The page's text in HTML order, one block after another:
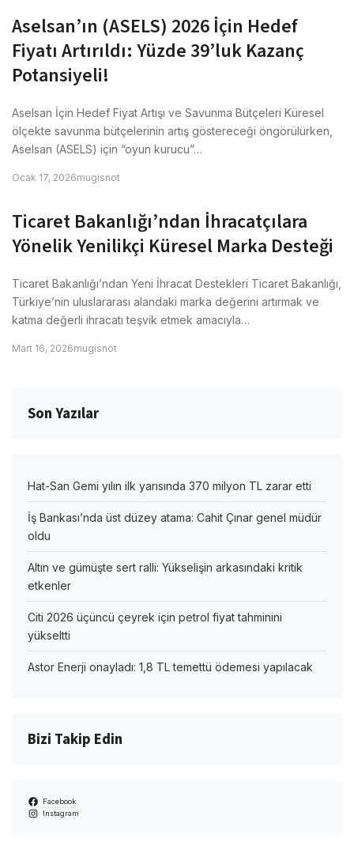
Aselsan’ın (ASELS) 2026 İçin Hedef
Fiyatı Artırıldı: Yüzde 39’luk Kazanç
Potansiyeli!
Aselsan İçin Hedef Fiyat Artışı ve Savunma Bütçeleri Küresel
ölçekte savunma bütçelerinin artış göstereceği öngörülürken,
Aselsan (ASELS) için “oyun kurucu”…
Ocak 17, 2026mugisnot
Ticaret Bakanlığı’ndan İhracatçılara
Yönelik Yenilikçi Küresel Marka Desteği
Ticaret Bakanlığı’ndan Yeni İhracat Destekleri Ticaret Bakanlığı,
Türkiye’nin uluslararası alandaki marka değerini artırmak ve
katma değerli ihracatı teşvik etmek amacıyla…
Mart 16, 2026mugisnot
Son Yazılar
Hat-San Gemi yılın ilk yarısında 370 milyon TL zarar etti
İş Bankası’nda üst düzey atama: Cahit Çınar genel müdür
oldu
Altın ve gümüşte sert ralli: Yükselişin arkasındaki kritik
etkenler
Citi 2026 üçüncü çeyrek için petrol fiyat tahminini
yükseltti
Astor Enerji onayladı: 1,8 TL temettü ödemesi yapılacak
Bizi Takip Edin
Facebook
Instagram